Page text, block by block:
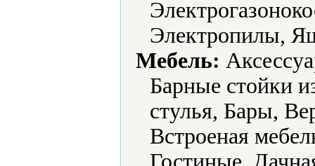
Электропилы,
Мебель:
Барные стойки
стулья, Бары,
Встроеная